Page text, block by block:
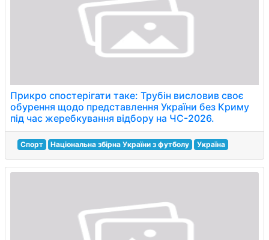
Прикро спостерігати таке: Трубін висловив своє
обурення щодо представлення України без Криму
під час жеребкування відбору на ЧС-2026.
Спорт Національна збірна України з футболу Україна